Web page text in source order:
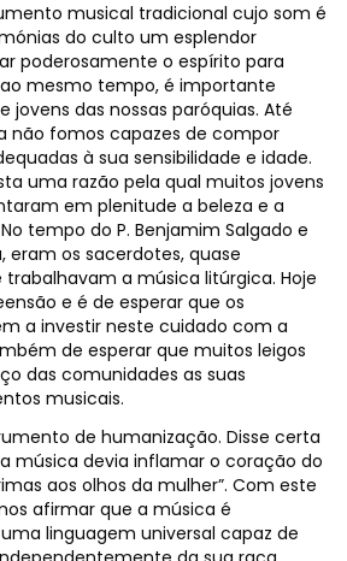
musical tradicional cujo som é
do culto um esplendor
poderosamente o espírito para
ao mesmo tempo, é importante
jovens das nossas paróquias. Até
não fomos capazes de compor
à sua sensibilidade e idade.
uma razão pela qual muitos jovens
em plenitude a beleza e a
tempo do P. Benjamim Salgado e
eram os sacerdotes, quase
a música litúrgica. Hoje
e é de esperar que os
a investir neste cuidado com a
de esperar que muitos leigos
das comunidades as suas
musicais.
de humanização. Disse certa
música devia inflamar o coração do
aos olhos da mulher”. Com este
afirmar que a música é
linguagem universal capaz de